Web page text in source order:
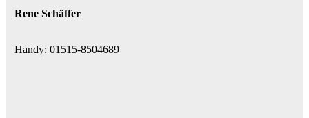
Rene Schäffer
Handy: 01515-8504689